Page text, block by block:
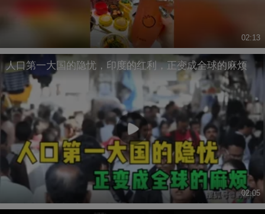
02:13
人口第一大国的隐忧，印度的红利，正变成全球的麻烦
02:05